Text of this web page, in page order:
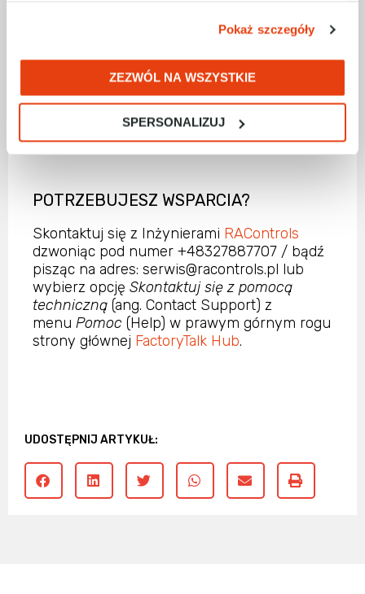
Pokaż szczegóły
ZEZWÓL NA WSZYSTKIE
SPERSONALIZUJ
komunikacyjnych takich jak OPC UA i MQTT.
Z kolei wbudowane drivery obsługują
połączenia ze wszystkimi typami
kontrolerów.
WIĘCEJ INFORMACJI
POTRZEBUJESZ WSPARCIA?
Skontaktuj się z Inżynierami RAControls
dzwoniąc pod numer +48327887707 / bądź
pisząc na adres: serwis@racontrols.pl lub
wybierz opcję Skontaktuj się z pomocą
techniczną (ang. Contact Support) z
menu Pomoc (Help) w prawym górnym rogu
strony głównej FactoryTalk Hub.
UDOSTĘPNIJ ARTYKUŁ: